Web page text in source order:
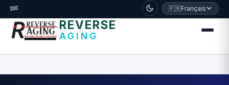
דלג לתוכן הראשי
🧬 🇫🇷Français
REVERSE
AGING